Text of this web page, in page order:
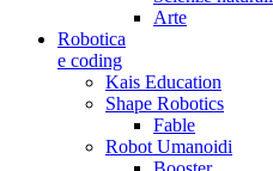
Arte
Robotica
e coding
Kais Education
Shape Robotics
Fable
Robot Umanoidi